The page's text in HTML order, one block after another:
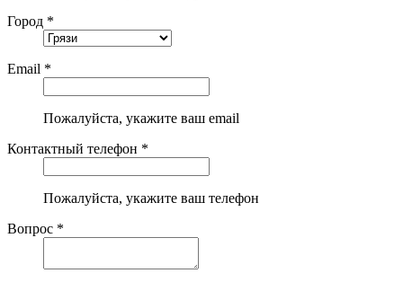
Город *
Email *
Пожалуйста, укажите ваш email
Контактный телефон *
Пожалуйста, укажите ваш телефон
Вопрос *